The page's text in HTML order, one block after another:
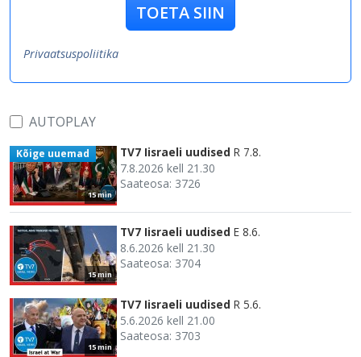
TOETA SIIN
Privaatsuspoliitika
AUTOPLAY
15 min
Kõige uuemad TV7 Iisraeli uudised R 7.8.
7.8.2026 kell 21.30
Saateosa: 3726
15 min
TV7 Iisraeli uudised E 8.6.
8.6.2026 kell 21.30
Saateosa: 3704
15 min
TV7 Iisraeli uudised R 5.6.
5.6.2026 kell 21.00
Saateosa: 3703